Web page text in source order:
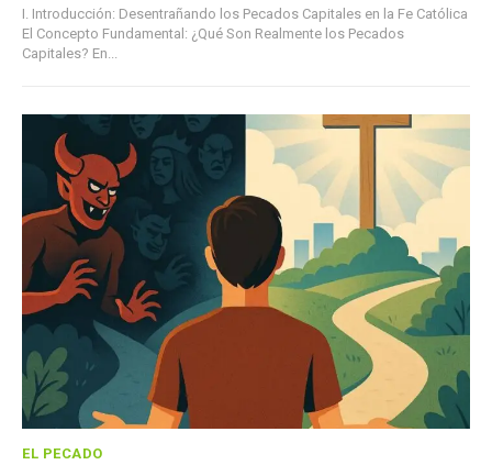
I. Introducción: Desentrañando los Pecados Capitales en la Fe Católica
El Concepto Fundamental: ¿Qué Son Realmente los Pecados
Capitales? En...
EL PECADO